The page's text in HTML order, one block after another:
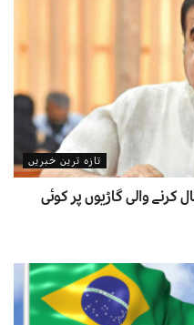
تازہ ترین خبریں
کرنے والی گاڑیوں پر کوئی